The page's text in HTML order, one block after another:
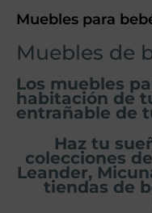
Muebles para
Muebles de
Los muebles
habitación de
entrañable de
Haz tu
colecciones
Leander,
tiendas de